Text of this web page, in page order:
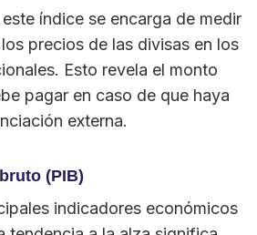
índice se encarga de medir
precios de las divisas en los
Esto revela el monto
pagar en caso de que haya
externa.
(PIB)
indicadores económicos